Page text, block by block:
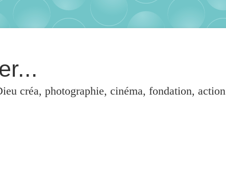
créa, photographie, cinéma, fondation, action